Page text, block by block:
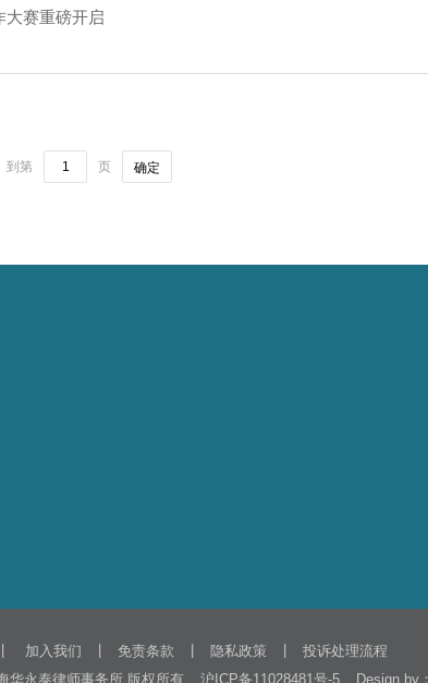
大赛重磅开启
到第 页 确定
加入我们 免责条款 隐私政策
投诉处理流程
华永泰律师事务所 版权所有 沪ICP备11028481号-5 Design by：